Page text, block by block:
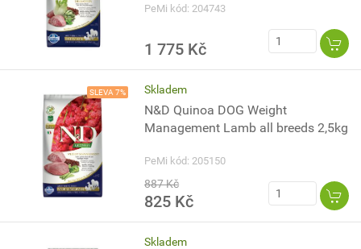
PeMi kód: 204743
1 775 Kč
SLEVA 7% Skladem
N&D Quinoa DOG Weight
Management Lamb all breeds 2,5kg
PeMi kód: 205150
887 Kč
825 Kč
Skladem